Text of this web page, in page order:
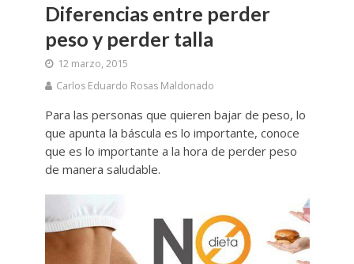
Diferencias entre perder
peso y perder talla
12 marzo, 2015
Carlos Eduardo Rosas Maldonado
Para las personas que quieren bajar de peso, lo
que apunta la báscula es lo importante, conoce
que es lo importante a la hora de perder peso
de manera saludable.